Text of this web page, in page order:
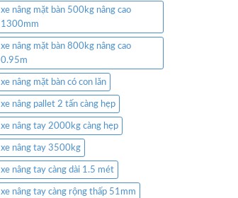
xe nâng mặt bàn 500kg nâng cao
1300mm
xe nâng mặt bàn 800kg nâng cao
0.95m
xe nâng mặt bàn có con lăn
xe nâng pallet 2 tấn càng hẹp
xe nâng tay 2000kg càng hẹp
xe nâng tay 3500kg
xe nâng tay càng dài 1.5 mét
xe nâng tay càng rộng thấp 51mm